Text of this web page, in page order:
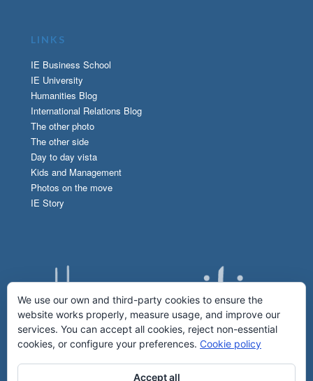
LINKS
IE Business School
IE University
Humanities Blog
International Relations Blog
The other photo
The other side
Day to day vista
Kids and Management
Photos on the move
IE Story
We use our own and third-party cookies to ensure the
website works properly, measure usage, and improve our
services. You can accept all cookies, reject non-essential
cookies, or configure your preferences. Cookie policy
Accept all